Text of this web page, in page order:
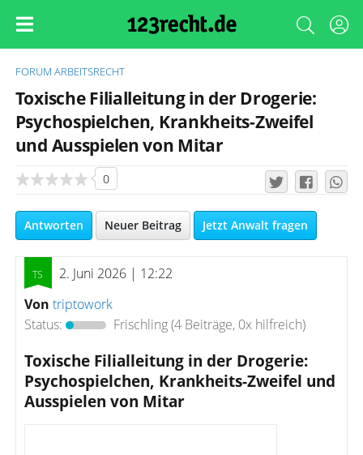
FORUM ARBEITSRECHT
Toxische Filialleitung in der Drogerie:
Psychospielchen, Krankheits-Zweifel
und Ausspielen von Mitar
0
Antworten Neuer Beitrag Jetzt Anwalt fragen
2. Juni 2026 | 12:22
Von triptowork
Status:
Frischling(4 Beiträge, 0x hilfreich)
Toxische Filialleitung in der Drogerie:
Psychospielchen, Krankheits-Zweifel und
Ausspielen von Mitar